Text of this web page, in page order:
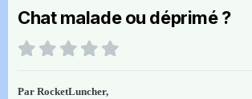
Chat malade ou déprimé ?
Par RocketLuncher,